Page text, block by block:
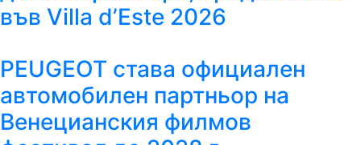
във Villa d’Este 2026
PEUGEOT става официален
автомобилен партньор на
Венецианския филмов